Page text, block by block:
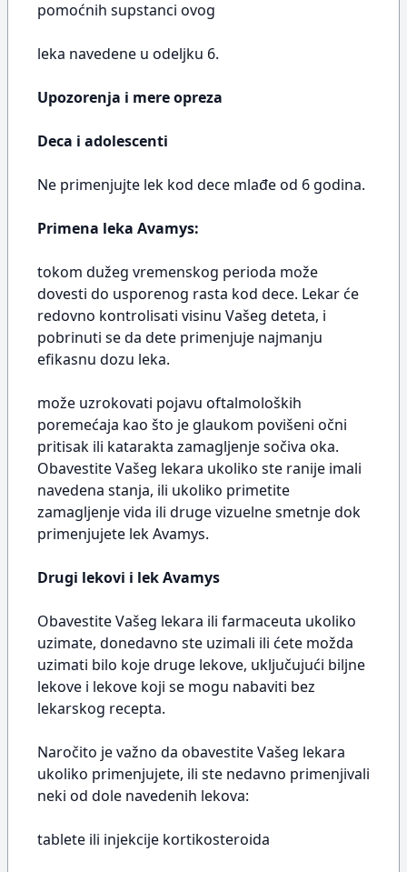
pomoćnih supstanci ovog
leka navedene u odeljku 6.
Upozorenja i mere opreza
Deca i adolescenti
Ne primenjujte lek kod dece mlađe od 6 godina.
Primena leka Avamys:
tokom dužeg vremenskog perioda može
dovesti do usporenog rasta kod dece. Lekar će
redovno kontrolisati visinu Vašeg deteta, i
pobrinuti se da dete primenjuje najmanju
efikasnu dozu leka.
može uzrokovati pojavu oftalmoloških
poremećaja kao što je glaukom povišeni očni
pritisak ili katarakta zamagljenje sočiva oka.
Obavestite Vašeg lekara ukoliko ste ranije imali
navedena stanja, ili ukoliko primetite
zamagljenje vida ili druge vizuelne smetnje dok
primenjujete lek Avamys.
Drugi lekovi i lek Avamys
Obavestite Vašeg lekara ili farmaceuta ukoliko
uzimate, donedavno ste uzimali ili ćete možda
uzimati bilo koje druge lekove, uključujući biljne
lekove i lekove koji se mogu nabaviti bez
lekarskog recepta.
Naročito je važno da obavestite Vašeg lekara
ukoliko primenjujete, ili ste nedavno primenjivali
neki od dole navedenih lekova:
tablete ili injekcije kortikosteroida